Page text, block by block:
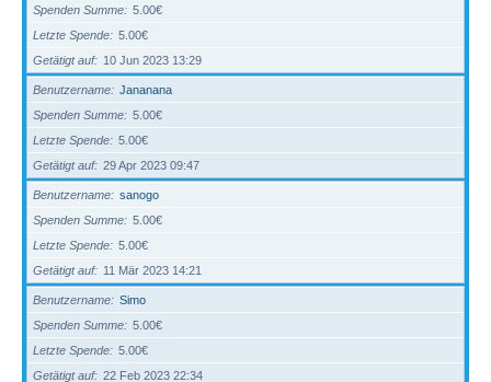
Spenden Summe
5.00€
Letzte Spende
5.00€
Getätigt auf
10 Jun 2023 13:29
Benutzername
Jananana
Spenden Summe
5.00€
Letzte Spende
5.00€
Getätigt auf
29 Apr 2023 09:47
Benutzername
sanogo
Spenden Summe
5.00€
Letzte Spende
5.00€
Getätigt auf
11 Mär 2023 14:21
Benutzername
Simo
Spenden Summe
5.00€
Letzte Spende
5.00€
Getätigt auf
22 Feb 2023 22:34